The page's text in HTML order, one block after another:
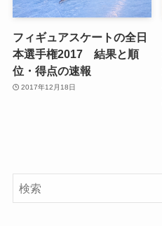
フィギュアスケートの全日
本選手権2017 結果と順
位・得点の速報
2017年12月18日